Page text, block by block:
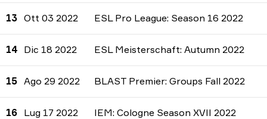
13 Ott 03 2022 ESL Pro League: Season 16 2022
14 Dic 18 2022 ESL Meisterschaft: Autumn 2022
15 Ago 29 2022 BLAST Premier: Groups Fall 2022
16 Lug 17 2022 IEM: Cologne Season XVII 2022